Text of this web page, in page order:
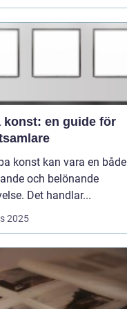
konst: en guide för
konst kan vara en både
och belönande
Det handlar...
2025